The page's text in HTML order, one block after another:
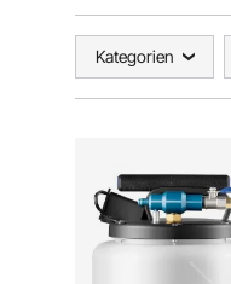
Kategorien